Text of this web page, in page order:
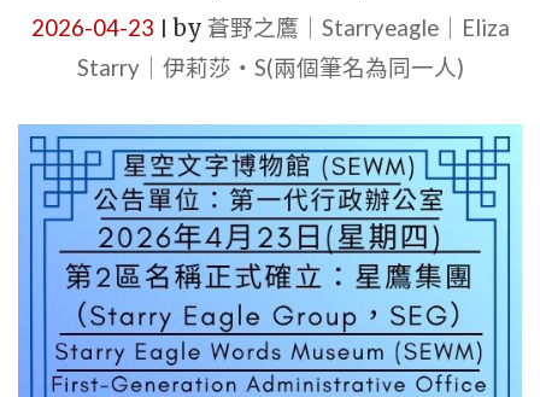
2026-04-23 by 蒼野之鷹｜Starryeagle｜Eliza
Starry｜伊莉莎・S(兩個筆名為同一人)